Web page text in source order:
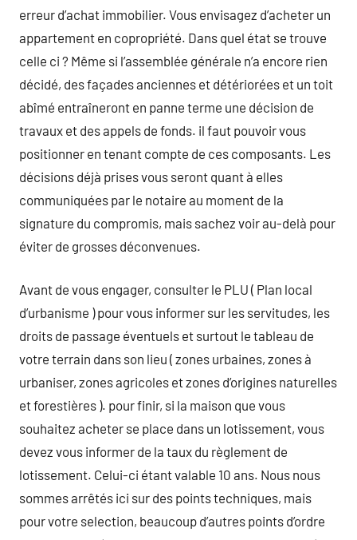
erreur d’achat immobilier. Vous envisagez d’acheter un
appartement en copropriété. Dans quel état se trouve
celle ci ? Même si l’assemblée générale n’a encore rien
décidé, des façades anciennes et détériorées et un toit
abîmé entraîneront en panne terme une décision de
travaux et des appels de fonds. il faut pouvoir vous
positionner en tenant compte de ces composants. Les
décisions déjà prises vous seront quant à elles
communiquées par le notaire au moment de la
signature du compromis, mais sachez voir au-delà pour
éviter de grosses déconvenues.
Avant de vous engager, consulter le PLU ( Plan local
d’urbanisme ) pour vous informer sur les servitudes, les
droits de passage éventuels et surtout le tableau de
votre terrain dans son lieu ( zones urbaines, zones à
urbaniser, zones agricoles et zones d’origines naturelles
et forestières ). pour finir, si la maison que vous
souhaitez acheter se place dans un lotissement, vous
devez vous informer de la taux du règlement de
lotissement. Celui-ci étant valable 10 ans. Nous nous
sommes arrêtés ici sur des points techniques, mais
pour votre selection, beaucoup d’autres points d’ordre